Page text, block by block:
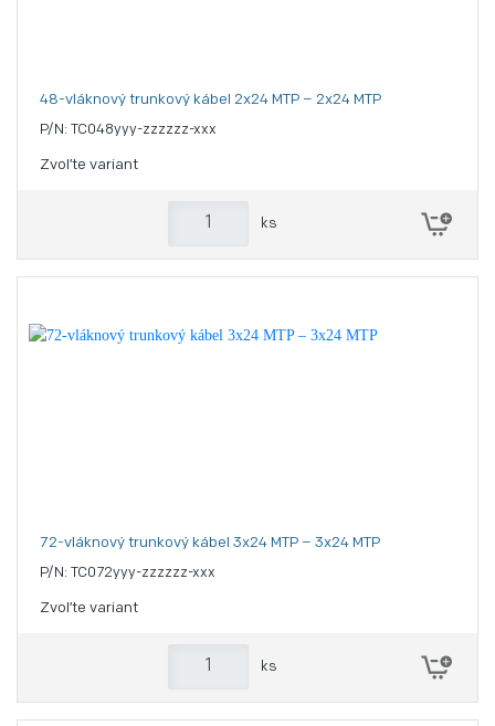
48-vláknový trunkový kábel 2x24 MTP – 2x24 MTP
P/N: TC048yyy-zzzzzz-xxx
Zvoľte variant
ks
72-vláknový trunkový kábel 3x24 MTP – 3x24 MTP
P/N: TC072yyy-zzzzzz-xxx
Zvoľte variant
ks